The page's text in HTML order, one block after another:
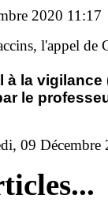
2020 11:17
à la vigilance
le
09 Décembre